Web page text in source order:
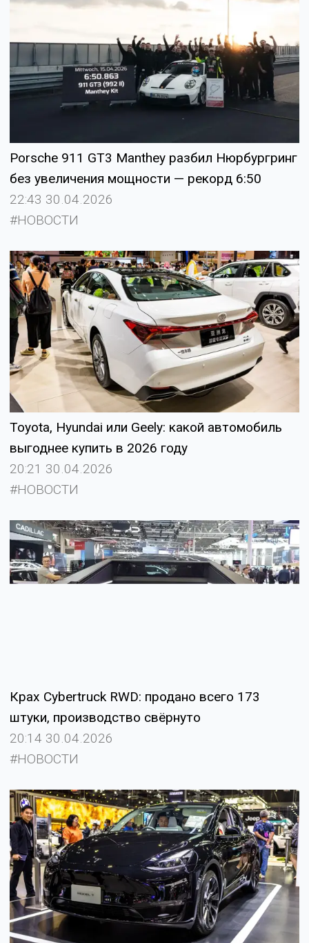
Porsche 911 GT3 Manthey разбил Нюрбургринг
без увеличения мощности — рекорд 6:50
22:43 30.04.2026
#НОВОСТИ
Toyota, Hyundai или Geely: какой автомобиль
выгоднее купить в 2026 году
20:21 30.04.2026
#НОВОСТИ
Крах Cybertruck RWD: продано всего 173
штуки, производство свёрнуто
20:14 30.04.2026
#НОВОСТИ